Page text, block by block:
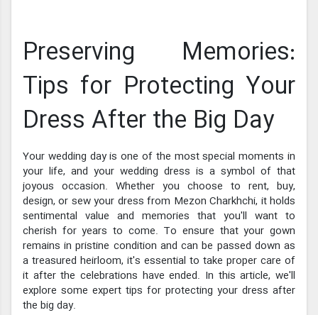
Preserving Memories:
Tips for Protecting Your
Dress After the Big Day
Your wedding day is one of the most special moments in
your life, and your wedding dress is a symbol of that
joyous occasion. Whether you choose to rent, buy,
design, or sew your dress from Mezon Charkhchi, it holds
sentimental value and memories that you'll want to
cherish for years to come. To ensure that your gown
remains in pristine condition and can be passed down as
a treasured heirloom, it's essential to take proper care of
it after the celebrations have ended. In this article, we'll
explore some expert tips for protecting your dress after
the big day.